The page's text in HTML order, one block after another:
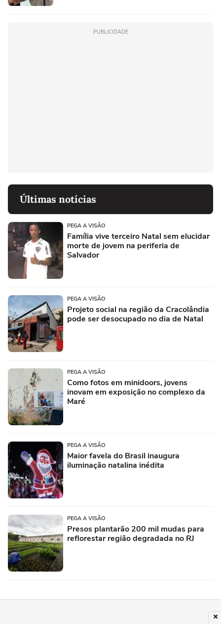
PUBLICIDADE
Últimas notícias
PEGA A VISÃO
Família vive terceiro Natal sem elucidar
morte de jovem na periferia de
Salvador
PEGA A VISÃO
Projeto social na região da Cracolândia
pode ser desocupado no dia de Natal
PEGA A VISÃO
Como fotos em minidoors, jovens
inovam em exposição no complexo da
Maré
PEGA A VISÃO
Maior favela do Brasil inaugura
iluminação natalina inédita
PEGA A VISÃO
Presos plantarão 200 mil mudas para
reflorestar região degradada no RJ